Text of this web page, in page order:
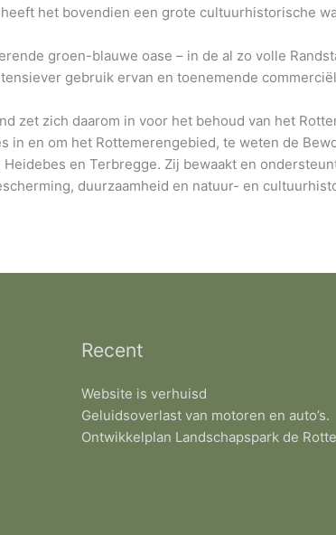
het bovendien een grote cultuurhistorische
groen-blauwe oase – in de al zo volle
gebruik ervan en toenemende
zet zich daarom in voor het behoud van het
in en om het Rottemerengebied, te weten de
Heidebes en Terbregge. Zij bewaakt en
duurzaamheid en natuur- en
Recent
Website is verhuisd
Geluidsoverlast van motoren en auto’s.
Ontwikkelplan Landschapspark de Rotte